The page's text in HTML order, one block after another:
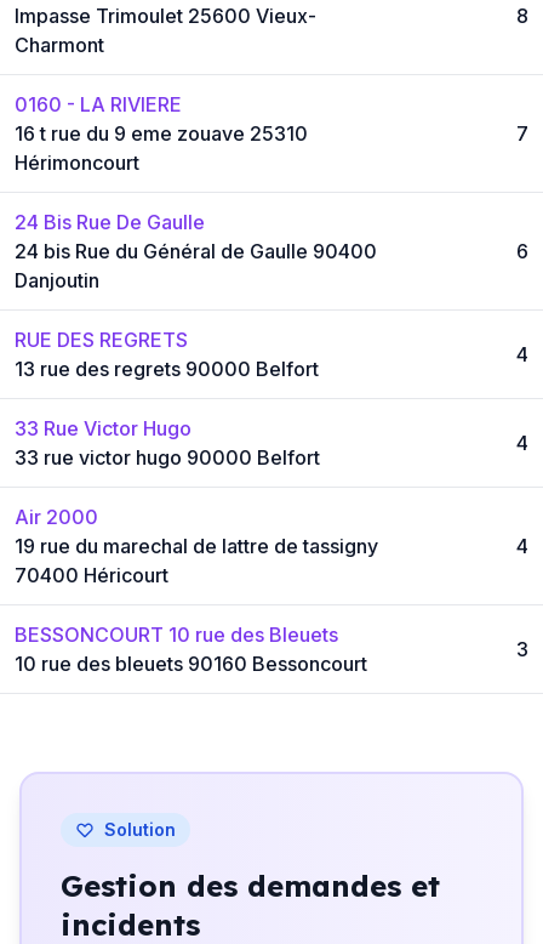
Impasse Trimoulet 25600 Vieux-
Charmont
8
0160 - LA RIVIERE
16 t rue du 9 eme zouave 25310
Hérimoncourt
7
24 Bis Rue De Gaulle
24 bis Rue du Général de Gaulle 90400
Danjoutin
6
RUE DES REGRETS
13 rue des regrets 90000 Belfort
4
33 Rue Victor Hugo
33 rue victor hugo 90000 Belfort
4
Air 2000
19 rue du marechal de lattre de tassigny
70400 Héricourt
4
BESSONCOURT 10 rue des Bleuets
10 rue des bleuets 90160 Bessoncourt
3
Solution
Gestion des demandes et
incidents